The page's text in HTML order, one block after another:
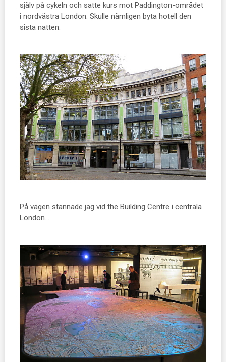
själv på cykeln och satte kurs mot Paddington-området
i nordvästra London. Skulle nämligen byta hotell den
sista natten.
På vägen stannade jag vid the Building Centre i centrala
London….